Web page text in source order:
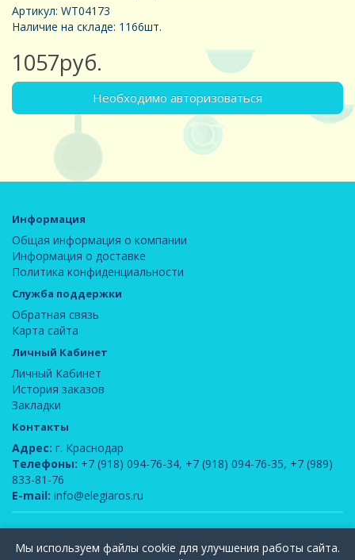
Артикул: WT04173
Наличие на складе: 1166шт.
1057руб.
Необходимо авторизоваться
Информация
Общая информация о компании
Информация о доставке
Политика конфиденциальности
Служба поддержки
Обратная связь
Карта сайта
Личный Кабинет
Личный Кабинет
История заказов
Закладки
Контакты
Адрес: г. Краснодар
Телефоны: +7 (918) 094-76-34, +7 (918) 094-76-35, +7 (989)
833-81-76
E-mail: info@elegiaros.ru
Вся информация, содержащаяся на данном сайте, является интеллектуальной
Мы используем файлы cookie для улучшения работы сайта.